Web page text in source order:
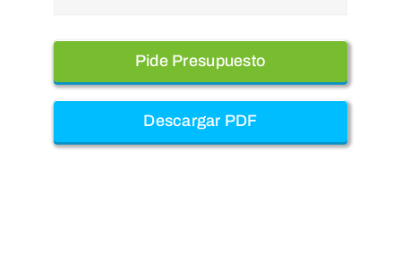
Pide Presupuesto
Descargar PDF